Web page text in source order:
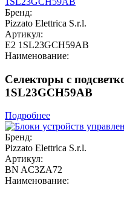
Бренд:
Pizzato Elettrica S.r.l.
Артикул:
E2 1SL23GCH59AB
Наименование:
Селекторы с
1SL23GCH59AB
Подробнее
Бренд:
Pizzato Elettrica S.r.l.
Артикул:
BN AC3ZA72
Наименование: